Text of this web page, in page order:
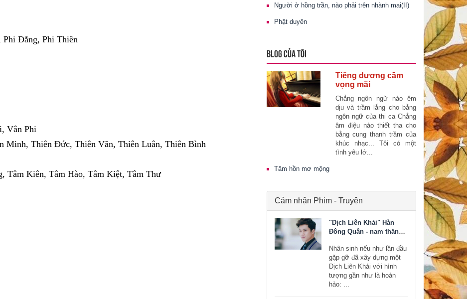
Phi Đằng, Phi Thiên
Vân Phi
Minh, Thiên Đức, Thiên Văn, Thiên Luân, Thiên Bình
Tâm Kiên, Tâm Hào, Tâm Kiệt, Tâm Thư
Người ở hồng trần, nào phải trên nhành mai(II)
Phật duyên
BLOG CỦA TÔI
Tiếng dương cầm
vọng mãi
Chẳng ngôn ngữ nào êm
dịu và trầm lắng cho bằng
ngôn ngữ của thi ca Chẳng
âm điệu nào thiết tha cho
bằng cung thanh trầm của
khúc nhạc... Tôi có một
tình yêu lớ...
Tâm hồn mơ mộng
Cảm nhận Phim - Truyện
"Dịch Liên Khải" Hàn
Đông Quân - nam thần
Nhân sinh nếu như lần đầu
gặp gỡ đã xây dựng một
Dịch Liên Khải với hình
tượng gần như là hoàn
hảo: ...